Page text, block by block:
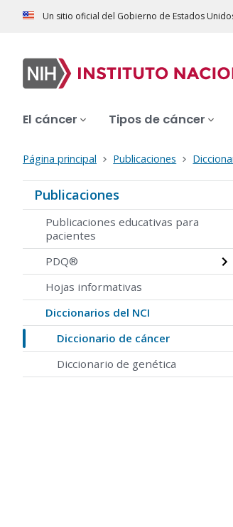
Un sitio oficial del Gobierno de Estados
El cáncer Tipos de cáncer
Página principal Publicaciones
Publicaciones
Publicaciones educativas para
pacientes
PDQ®
Hojas informativas
Diccionarios del NCI
Diccionario de cáncer
Diccionario de genética